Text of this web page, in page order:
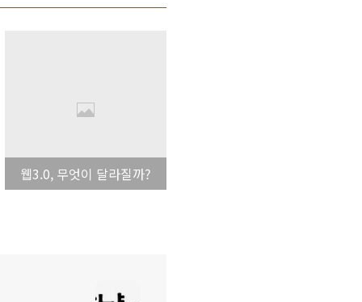
웹3.0, 무엇이 달라질까?